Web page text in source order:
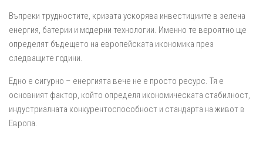
Въпреки трудностите, кризата ускорява инвестициите в зелена
енергия, батерии и модерни технологии. Именно те вероятно ще
определят бъдещето на европейската икономика през
следващите години.
Едно е сигурно – енергията вече не е просто ресурс. Тя е
основният фактор, който определя икономическата стабилност,
индустриалната конкурентоспособност и стандарта на живот в
Европа.